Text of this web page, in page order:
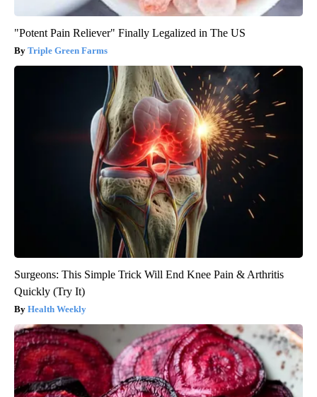
"Potent Pain Reliever" Finally Legalized in The US
Triple Green Farms
Surgeons: This Simple Trick Will End Knee Pain & Arthritis
Quickly (Try It)
Health Weekly